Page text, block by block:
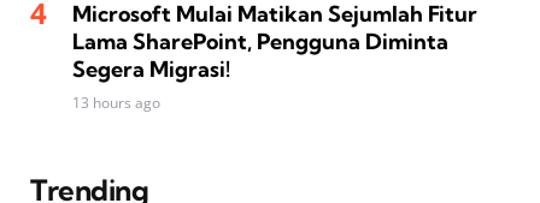
Microsoft Mulai Matikan Sejumlah Fitur
Lama SharePoint, Pengguna Diminta
Segera Migrasi!
13 hours ago
Trending